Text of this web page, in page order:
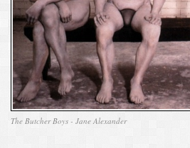
The Butcher Boys - Jane Alexander